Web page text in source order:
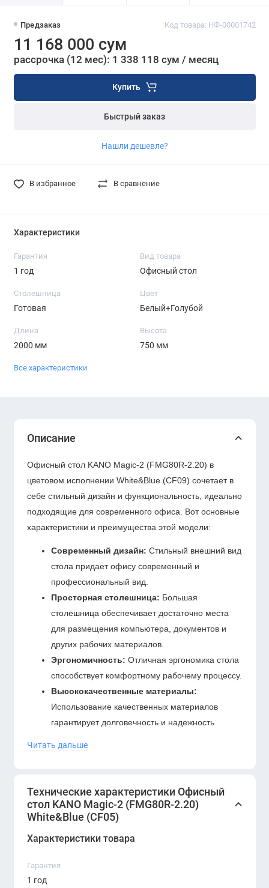
Предзаказ Код товара: НФ-00001742
11 168 000 сум
рассрочка (12 мес): 1 338 118 сум / месяц
Купить
Быстрый заказ
Нашли дешевле?
В избранное В сравнение
Характеристики
Гарантия
1 год
Вид товара
Офисный стол
Столешница
Готовая
Цвет
Белый+Голубой
Длина
2000 мм
Высота
750 мм
Все характеристики
Описание
Офисный стол KANO Magic-2 (FMG80R-2.20) в
цветовом исполнении White&Blue (CF09) сочетает в
себе стильный дизайн и функциональность, идеально
подходящие для современного офиса. Вот основные
характеристики и преимущества этой модели:
Современный дизайн: Стильный внешний вид
стола придает офису современный и
профессиональный вид.
Просторная столешница: Большая
столешница обеспечивает достаточно места
для размещения компьютера, документов и
других рабочих материалов.
Эргономичность: Отличная эргономика стола
способствует комфортному рабочему процессу.
Высококачественные материалы:
Использование качественных материалов
гарантирует долговечность и надежность
Функциональность:
организации рабочего пространства.
Офисный стол KANO Magic-2 (FMG80R-2.20)
White&Blue (CF09) идеально подходит для
организации современного офиса, обеспечивая
работы.
Читать дальше
Технические характеристики Офисный
стол KANO Magic-2 (FMG80R-2.20)
White&Blue (CF05)
Характеристики товара
Гарантия
1 год